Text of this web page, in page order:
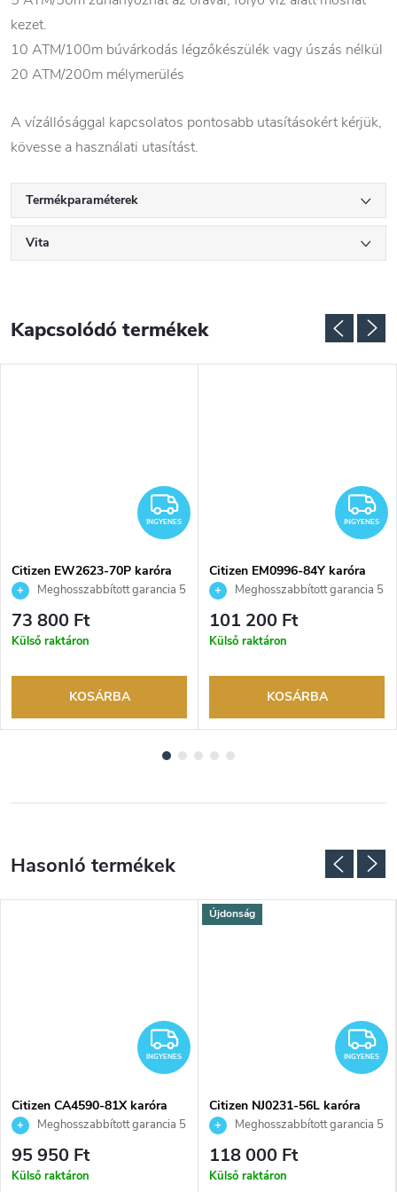
kezet.
10 ATM/100m búvárkodás légzőkészülék vagy úszás nélkül
20 ATM/200m mélymerülés
A vízállósággal kapcsolatos pontosabb utasításokért kérjük,
kövesse a használati utasítást.
Termékparaméterek
Vita
Kapcsolódó termékek
INGYENES
INGYENES
Citizen EW2623-70P karóra
Meghosszabbított garancia 5
évre. Akár 100 napos
visszaküldési lehetőség. Hivatalos
73 800 Ft
Külső raktáron
KOSÁRBA
INGYENES
Citizen EM0996-84Y karóra
Meghosszabbított garancia 5
évre. Akár 100 napos
visszaküldési lehetőség. Hivatalos
101 200 Ft
Külső raktáron
KOSÁRBA
INGYENES
INGYENES
Citizen CA4590-81X karóra
Meghosszabbított garancia 5
évre. Akár 100 napos
visszaküldési lehetőség. Hivatalos
95 950 Ft
Külső raktáron
Újdonság
INGYENES
Citizen NJ0231-56L karóra
Meghosszabbított garancia 5
évre. Akár 100 napos
visszaküldési lehetőség. Hivatalos
118 000 Ft
Külső raktáron